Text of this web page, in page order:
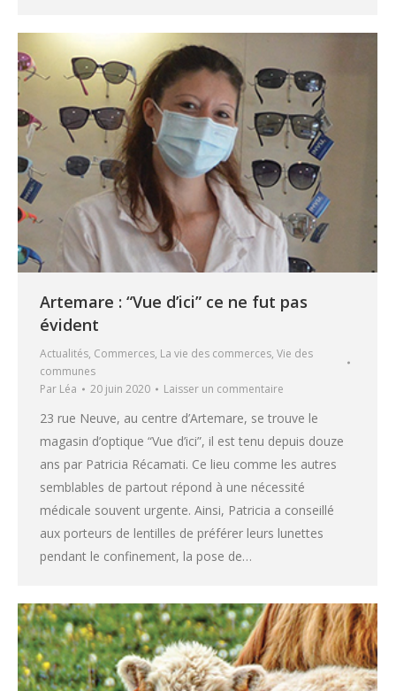
Artemare : “Vue d’ici” ce ne fut pas
évident
Actualités, Commerces, La vie des commerces, Vie des
communes
Par Léa 20 juin 2020 Laisser un commentaire
23 rue Neuve, au centre d’Artemare, se trouve le
magasin d’optique “Vue d’ici”, il est tenu depuis douze
ans par Patricia Récamati. Ce lieu comme les autres
semblables de partout répond à une nécessité
médicale souvent urgente. Ainsi, Patricia a conseillé
aux porteurs de lentilles de préférer leurs lunettes
pendant le confinement, la pose de…